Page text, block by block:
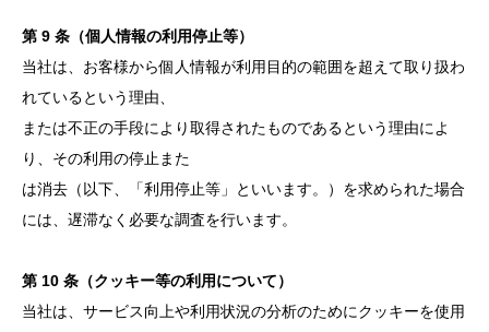
第 9 条（個人情報の利用停止等）
当社は、お客様から個人情報が利用目的の範囲を超えて取り扱わ
れているという理由、
または不正の手段により取得されたものであるという理由によ
り、その利用の停止また
は消去（以下、「利用停止等」といいます。）を求められた場合
には、遅滞なく必要な調査を行います。
第 10 条（クッキー等の利用について）
当社は、サービス向上や利用状況の分析のためにクッキーを使用